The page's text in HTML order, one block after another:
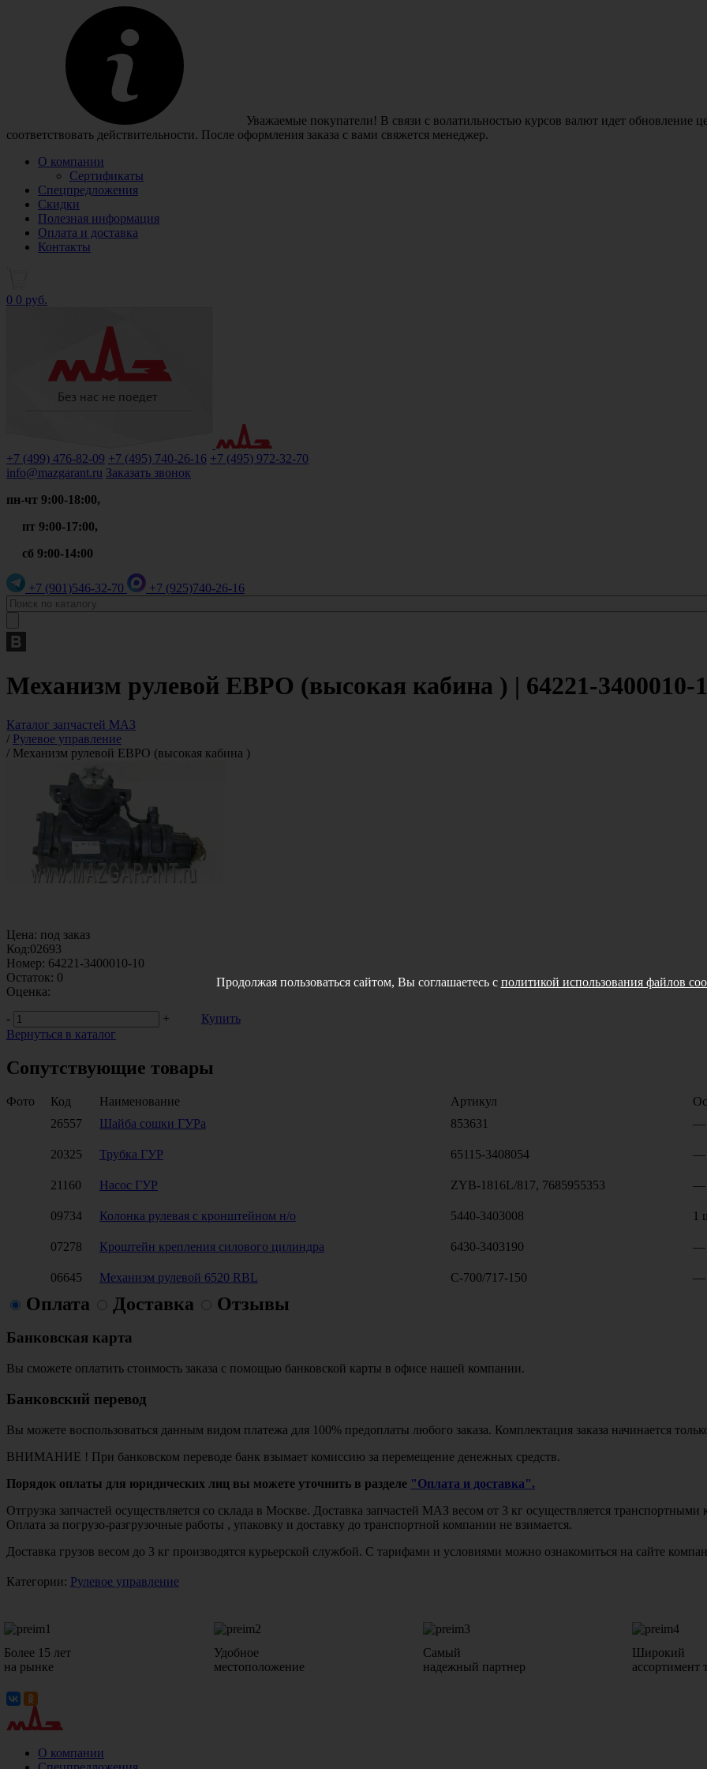
Уважаемые покупатели! В связи с волатильностью курсов валют идет обновление
соответствовать действительности. После оформления заказа с вами свяжется менеджер.
О компании
Сертификаты
Спецпредложения
Скидки
Полезная информация
Оплата и доставка
Контакты
0 0 руб.
+7 (499) 476-82-09 +7 (495) 740-26-16 +7 (495) 972-32-70
info@mazgarant.ru Заказать звонок
пн-чт 9:00-18:00,
пт 9:00-17:00,
сб 9:00-14:00
+7 (901)546-32-70 +7 (925)740-26-16
Механизм рулевой ЕВРО (высокая кабина ) | 64221-3400010-
Каталог запчастей МАЗ
/ Рулевое управление
/ Механизм рулевой ЕВРО (высокая кабина )
Цена: под заказ
Код:02693
Номер: 64221-3400010-10
Остаток: 0
Оценка:
-
+
Купить
Вернуться в каталог
Сопутствующие товары
Фото Код Наименование Артикул
26557
Шайба сошки ГУРа 853631 —
20325 Трубка ГУР 65115-3408054 —
21160 Насос ГУР ZYB-1816L/817, 7685955353 —
09734 Колонка рулевая с кронштейном н/о 5440-3403008 1
07278 Кроштейн крепления силового цилиндра 6430-3403190 —
06645 Механизм рулевой 6520 RBL C-700/717-150 —
Оплата Доставка Отзывы
Банковская карта
Вы сможете оплатить стоимость заказа с помощью банковской карты в офисе нашей компании.
Банковский перевод
Вы можете воспользоваться данным видом платежа для 100% предоплаты любого заказа. Комплектация заказа начинается
ВНИМАНИЕ ! При банковском переводе банк взымает комиссию за перемещение денежных средств.
Порядок оплаты для юридических лиц вы можете уточнить в разделе "Оплата и доставка".
Отгрузка запчастей осуществляется со склада в Москве. Доставка запчастей МАЗ весом от 3 кг осуществляется
Оплата за погрузо-разгрузочные работы , упаковку и доставку до транспортной компании не взимается.
Доставка грузов весом до 3 кг производятся курьерской службой. С тарифами и условиями можно ознакомиться на сайте
Категории: Рулевое управление
Более 15 лет
на рынке
Удобное
местоположение
Самый
надежный партнер
Широкий
ассортимент
О компании
Продолжая пользоваться сайтом, Вы соглашаетесь с политикой использования файлов